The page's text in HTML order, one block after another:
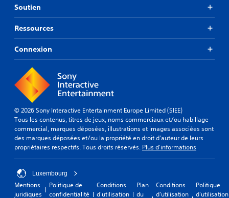
Soutien
Ressources
Connexion
© 2026 Sony Interactive Entertainment Europe Limited (SIEE)
Tous les contenus, titres de jeux, noms commerciaux et/ou habillage
commercial, marques déposées, illustrations et images associées sont
des marques déposées et/ou la propriété en droit d'auteur de leurs
propriétaires respectifs. Tous droits réservés. Plus d'informations
Luxembourg
Mentions
juridiques
Politique de
confidentialité
Conditions
d'utilisation
Plan
du
Conditions
d'utilisation
Politique
d'utilisation